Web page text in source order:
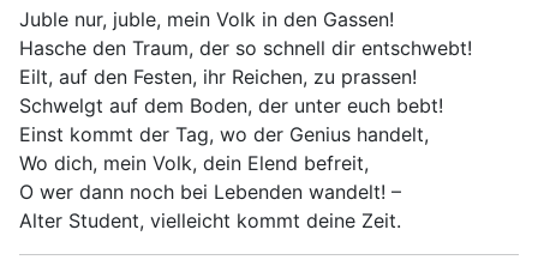
Juble nur, juble, mein Volk in den Gassen!
Hasche den Traum, der so schnell dir entschwebt!
Eilt, auf den Festen, ihr Reichen, zu prassen!
Schwelgt auf dem Boden, der unter euch bebt!
Einst kommt der Tag, wo der Genius handelt,
Wo dich, mein Volk, dein Elend befreit,
O wer dann noch bei Lebenden wandelt! –
Alter Student, vielleicht kommt deine Zeit.